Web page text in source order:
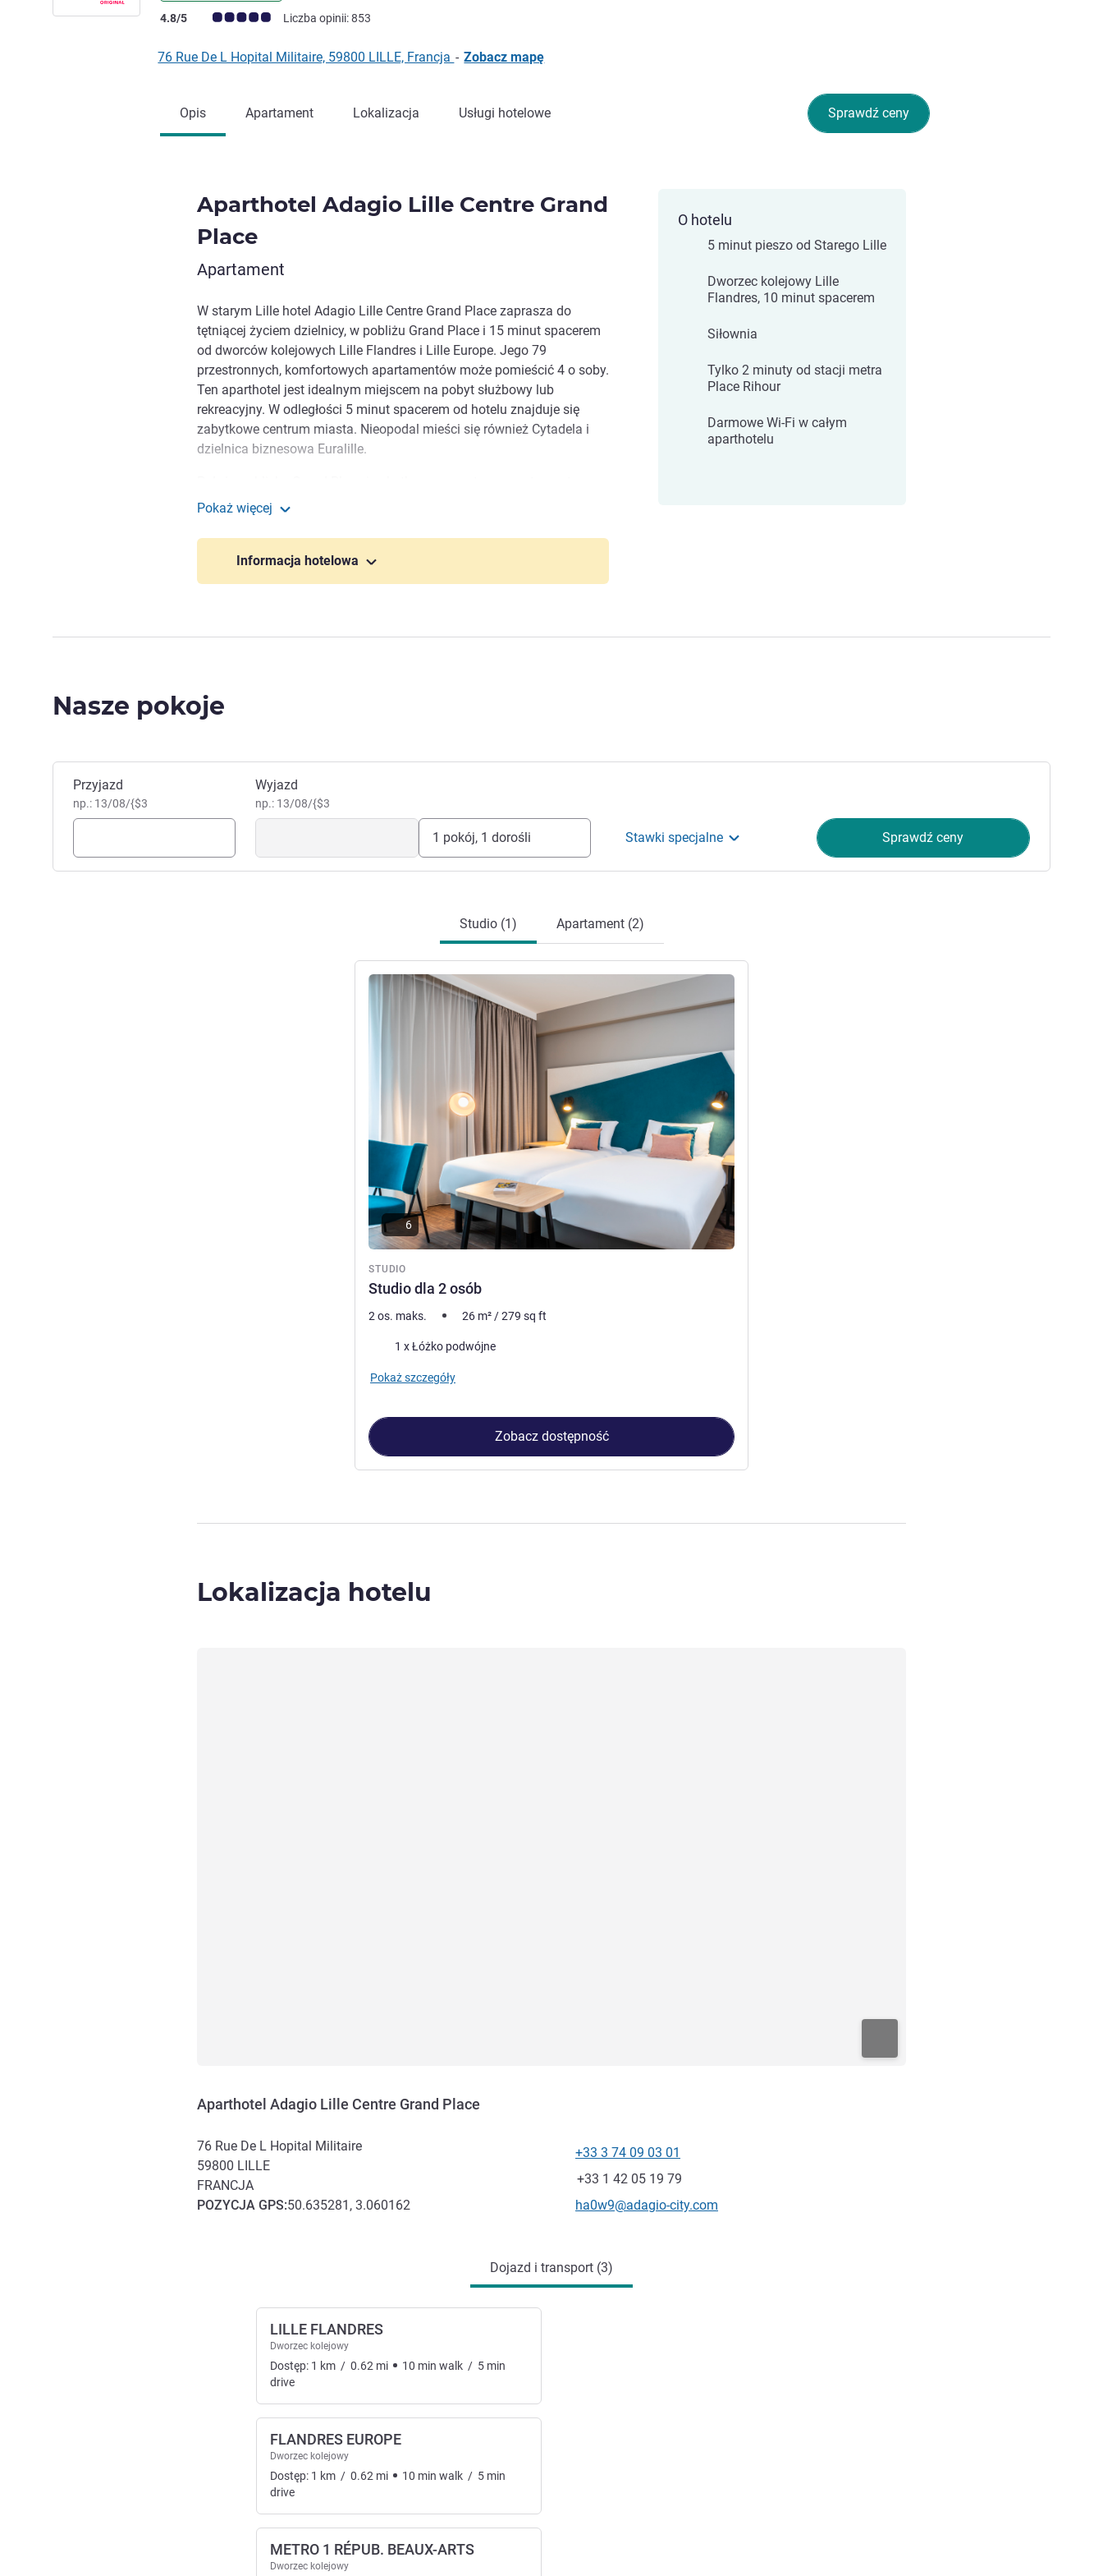
Ocena klientów (Ocena ALL)
4.8/5 Liczba opinii: 853
76 Rue De L Hopital Militaire, 59800 LILLE, Francja - Zobacz mapę
Sprawdź ceny
Opis Apartament Lokalizacja Usługi hotelowe
Aparthotel Adagio Lille Centre Grand
Place
Apartament
W starym Lille hotel Adagio Lille Centre Grand Place zaprasza do
tętniącej życiem dzielnicy, w pobliżu Grand Place i 15 minut spacerem
od dworców kolejowych Lille Flandres i Lille Europe. Jego 79
przestronnych, komfortowych apartamentów może pomieścić 4 o soby.
Ten aparthotel jest idealnym miejscem na pobyt służbowy lub
rekreacyjny. W odległości 5 minut spacerem od hotelu znajduje się
zabytkowe centrum miasta. Nieopodal mieści się również Cytadela i
dzielnica biznesowa Euralille.
Adagio Lille Centre Grand Place są przestronne i komfortowe. Dworce,
spaceru.
Pokaż więcej
Informacja hotelowa
O hotelu
5 minut pieszo od Starego Lille
Dworzec kolejowy Lille
Flandres, 10 minut spacerem
Siłownia
Tylko 2 minuty od stacji metra
Place Rihour
Darmowe Wi‑Fi w całym
aparthotelu
Nasze pokoje
Zarezerwuj ten hotel
Przyjazd
np.: 13/08/{$3
Wyjazd
np.: 13/08/{$3
1 pokój, 1 dorośli Stawki specjalne Sprawdź ceny
Studio (1) Apartament (2)
STUDIO
Studio dla 2 osób
Pokaż szczegóły
6
2 os. maks. 26 m² /279 sq ft
Pościel1 x Łóżko podwójne
Pokaż szczegóły
Zobacz dostępność
Lokalizacja hotelu
Aparthotel Adagio Lille Centre Grand Place
76 Rue De L Hopital Militaire
59800 LILLE
FRANCJA
POZYCJA GPS:50.635281, 3.060162
Telefon
+33 3 74 09 03 01
Faks
+33 1 42 05 19 79
Kontaktowy adres e-mail
ha0w9@adagio-city.com
Dojazd i transport (3)
LILLE FLANDRES
Dworzec kolejowy
Dostęp: 1 km / 0.62 mi 10 min walk / 5 min
drive
FLANDRES EUROPE
Dworzec kolejowy
Dostęp: 1 km / 0.62 mi 10 min walk / 5 min
drive
METRO 1 RÉPUB. BEAUX-ARTS
Dworzec kolejowy